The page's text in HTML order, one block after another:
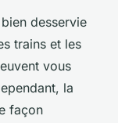
desservie
trains et les
vous
la
façon